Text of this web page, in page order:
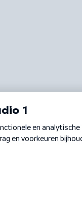
Privacybeleid